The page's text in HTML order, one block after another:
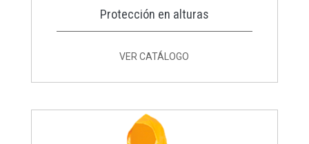
Protección en alturas
VER CATÁLOGO